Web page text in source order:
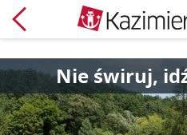
Nie świruj,